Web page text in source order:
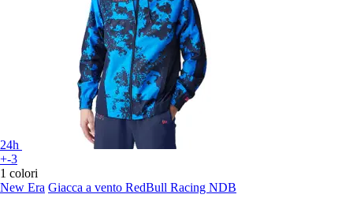
24h
+-3
1 colori
New Era Giacca a vento RedBull Racing NDB